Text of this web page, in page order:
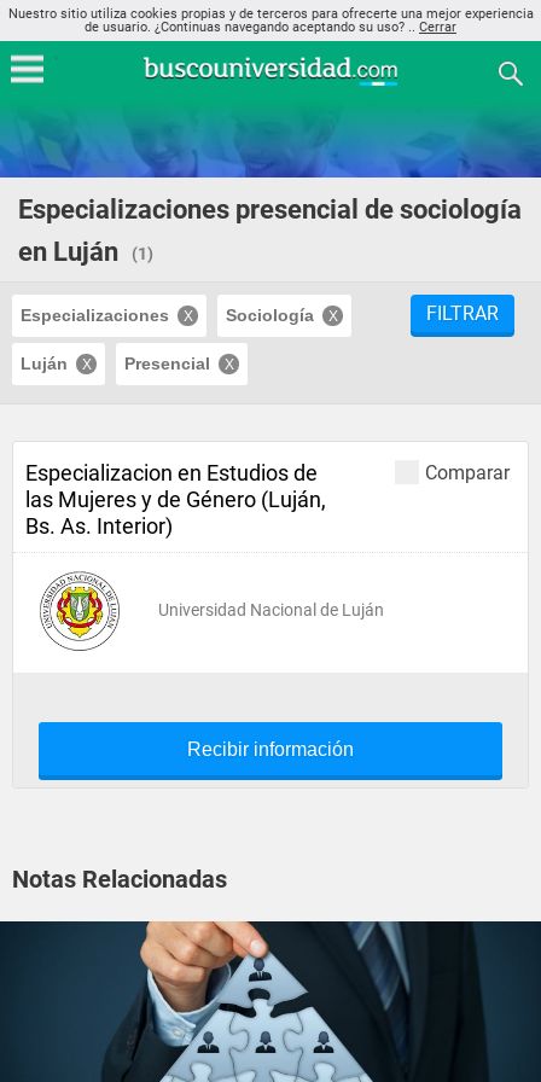
Nuestro sitio utiliza cookies propias y de terceros para ofrecerte una mejor experiencia
de usuario. ¿Continuas navegando aceptando su uso? .. Cerrar
Especializaciones presencial de sociología
en Luján
(1)
Especializaciones Sociología
Luján Presencial
FILTRAR
Comparar
Especializacion en Estudios de
las Mujeres y de Género (Luján,
Bs. As. Interior)
Universidad Nacional de Luján
Recibir información
Notas Relacionadas